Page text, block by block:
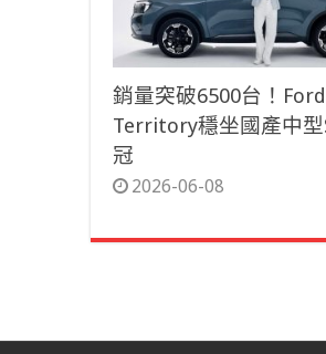
銷量突破6500台！Ford
Territory穩坐國產中型
冠
2026-06-08